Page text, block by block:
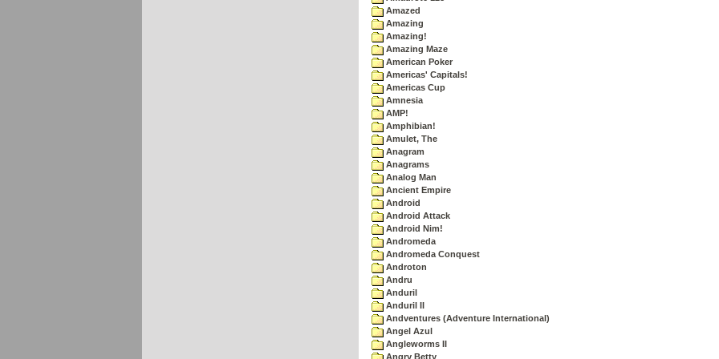
Amazed
Amazing
Amazing!
Amazing Maze
American Poker
Americas' Capitals!
Americas Cup
Amnesia
AMP!
Amphibian!
Amulet, The
Anagram
Anagrams
Analog Man
Ancient Empire
Android
Android Attack
Android Nim!
Andromeda
Andromeda Conquest
Androton
Andru
Anduril
Anduril II
Andventures (Adventure International)
Angel Azul
Angleworms II
Angry Betty